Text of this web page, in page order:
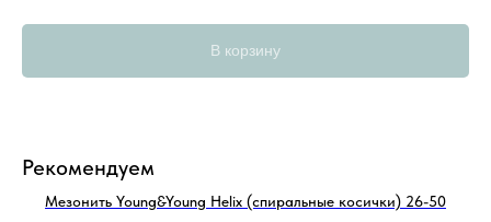
В корзину
Рекомендуем
Мезонить Young&Young Helix (спиральные косички) 26-50